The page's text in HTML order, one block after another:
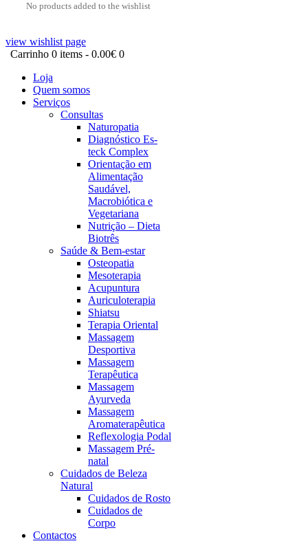
No products added to the wishlist
view wishlist page
Carrinho 0 items - 0.00€ 0
Loja
Quem somos
Serviços
Consultas
Naturopatia
Diagnóstico Es-
teck Complex
Orientação em
Alimentação
Saudável,
Macrobiótica e
Vegetariana
Nutrição – Dieta
Biotrês
Saúde & Bem-estar
Osteopatia
Mesoterapia
Acupuntura
Auriculoterapia
Shiatsu
Terapia Oriental
Massagem
Desportiva
Massagem
Terapêutica
Massagem
Ayurveda
Massagem
Aromaterapêutica
Reflexologia Podal
Massagem Pré-
natal
Cuidados de Beleza
Natural
Cuidados de Rosto
Cuidados de
Corpo
Contactos